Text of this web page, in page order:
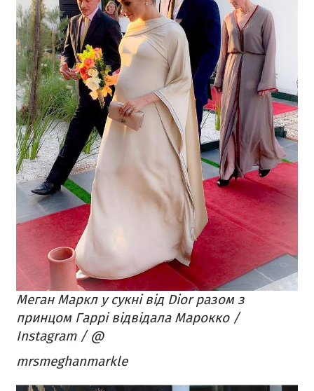
Меган Маркл у сукні від Dior разом з
принцом Гаррі відвідала Марокко /
Instagram / @
mrsmeghanmarkle